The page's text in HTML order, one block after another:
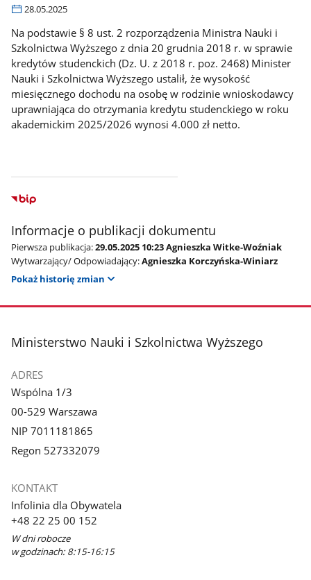
28.05.2025
Na podstawie § 8 ust. 2 rozporządzenia Ministra Nauki i
Szkolnictwa Wyższego z dnia 20 grudnia 2018 r. w sprawie
kredytów studenckich (Dz. U. z 2018 r. poz. 2468) Minister
Nauki i Szkolnictwa Wyższego ustalił, że wysokość
miesięcznego dochodu na osobę w rodzinie wnioskodawcy
uprawniająca do otrzymania kredytu studenckiego w roku
akademickim 2025/2026 wynosi 4.000 zł netto.
Informacje o publikacji dokumentu
Pierwsza publikacja:29.05.2025 10:23 Agnieszka Witke-Woźniak
Wytwarzający/ Odpowiadający:Agnieszka Korczyńska-Winiarz
Pokaż historię zmian
stopka
Ministerstwo Nauki i Szkolnictwa Wyższego
ADRES
Wspólna 1/3
00-529 Warszawa
NIP 7011181865
Regon 527332079
KONTAKT
Infolinia dla Obywatela
+48 22 25 00 152
W dni robocze
w godzinach: 8:15-16:15